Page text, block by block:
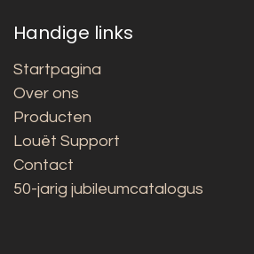
Handige links
Startpagina
Over ons
Producten
Louët Support
Contact
50-jarig jubileumcatalogus